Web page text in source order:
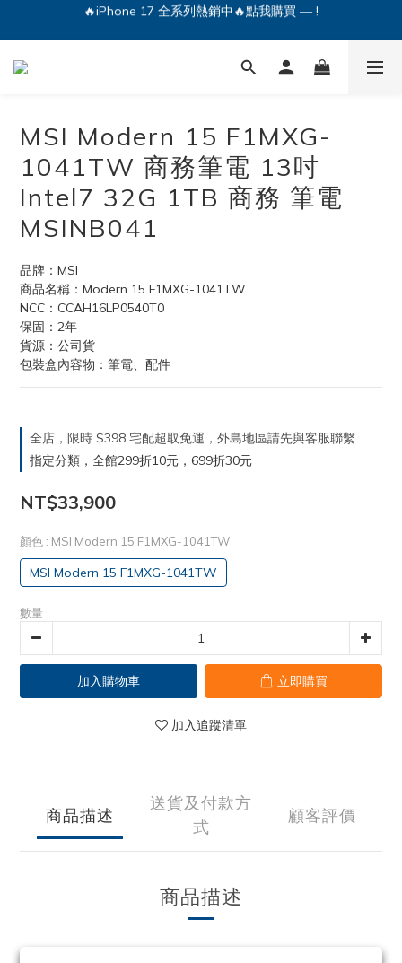
🔥iPhone 17 全系列熱銷中🔥點我購買 — !
💕加入Q哥 Line 新好友領優惠券！🎫
🔥iPhone 17 全系列熱銷中🔥點我購買 — !
MSI Modern 15 F1MXG-
1041TW 商務筆電 13吋
Intel7 32G 1TB 商務 筆電
MSINB041
品牌：MSI
商品名稱：Modern 15 F1MXG-1041TW
NCC：CCAH16LP0540T0
保固：2年
貨源：公司貨
包裝盒內容物：筆電、配件
全店，限時 $398 宅配超取免運，外島地區請先與客服聯繫
指定分類，全館299折10元，699折30元
NT$33,900
顏色 : MSI Modern 15 F1MXG-1041TW
MSI Modern 15 F1MXG-1041TW
數量
加入購物車 立即購買
加入追蹤清單
商品描述
送貨及付款方
式
顧客評價
商品描述